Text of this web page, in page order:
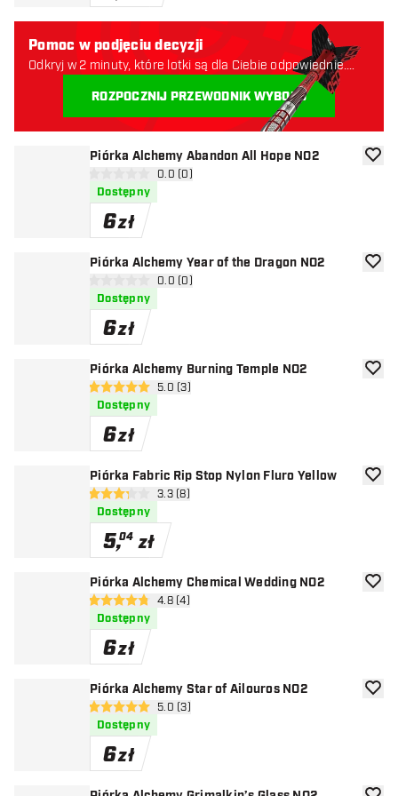
Piórka Alchemy Abandon All Hope NO2
otwórz panel recenzji
0 gwiazdki oceny0.0 (0)
Dostępny
6zł
Piórka Alchemy Year of the Dragon NO2
otwórz panel recenzji
0 gwiazdki oceny0.0 (0)
Dostępny
6zł
Piórka Alchemy Burning Temple NO2
otwórz panel recenzji
5 gwiazdki oceny5.0 (3)
Dostępny
6zł
Piórka Fabric Rip Stop Nylon Fluro Yellow
otwórz panel recenzji
3.3 gwiazdki oceny
3.3 (8)
Dostępny
5,04 zł
Piórka Alchemy Chemical Wedding NO2
otwórz panel recenzji
4.8 gwiazdki oceny
4.8 (4)
Dostępny
6zł
Piórka Alchemy Star of Ailouros NO2
otwórz panel recenzji
5 gwiazdki oceny5.0 (3)
Dostępny
6zł
Pomoc w podjęciu decyzji
Odkryj w 2 minuty, które lotki są dla Ciebie odpowiednie.
ROZPOCZNIJ PRZEWODNIK WYBORU